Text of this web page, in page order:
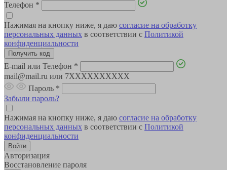
Телефон *
Нажимая на кнопку ниже, я даю согласие на обработку
персональных данных в соответствии с Политикой
конфиденциальности
E-mail или Телефон *
mail@mail.ru или 7XXXXXXXXXX
Пароль *
Забыли пароль?
Нажимая на кнопку ниже, я даю согласие на обработку
персональных данных в соответствии с Политикой
конфиденциальности
Авторизация
Восстановление пароля